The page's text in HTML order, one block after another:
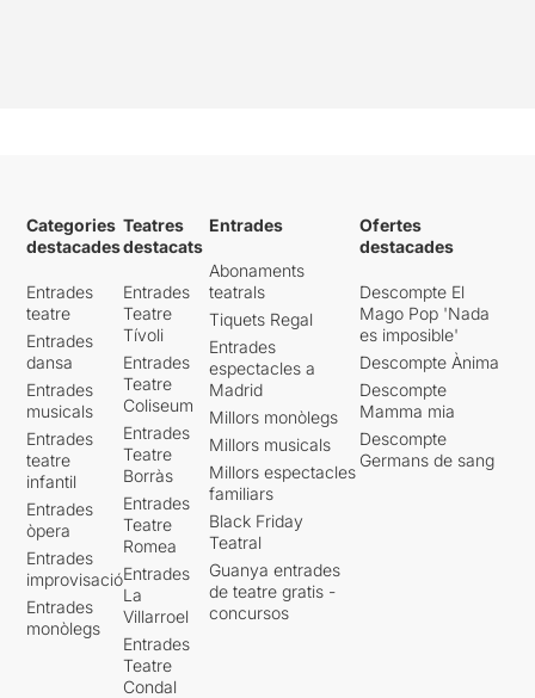
Categories
destacades
Entrades
teatre
Entrades
dansa
Entrades
musicals
Entrades
teatre
infantil
Entrades
òpera
Entrades
improvisació
Entrades
monòlegs
Teatres
destacats
Entrades
Teatre
Tívoli
Entrades
Teatre
Coliseum
Entrades
Teatre
Borràs
Entrades
Teatre
Romea
Entrades
La
Villarroel
Entrades
Teatre
Condal
Entrades
Abonaments
teatrals
Tiquets Regal
Entrades
espectacles a
Madrid
Millors monòlegs
Millors musicals
Millors espectacles
familiars
Black Friday
Teatral
Guanya entrades
de teatre gratis -
concursos
Ofertes
destacades
Descompte El
Mago Pop 'Nada
es imposible'
Descompte Ànima
Descompte
Mamma mia
Descompte
Germans de sang